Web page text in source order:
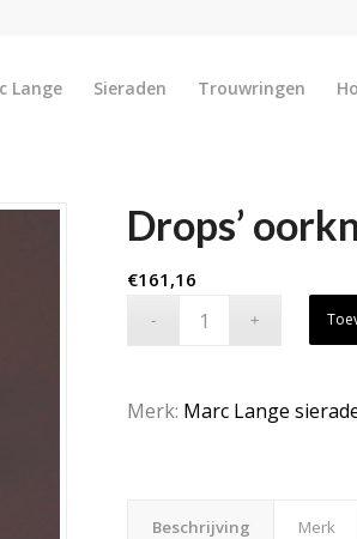
Lange Sieraden Trouwringen
Drops’
€161,16
Merk: Marc Lange
Beschrijving Merk